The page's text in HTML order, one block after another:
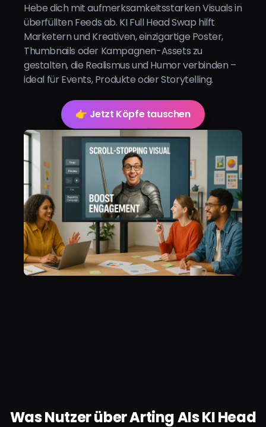
Hebe dich mit aufmerksamkeitsstarken Visuals in
überfüllten Feeds ab. KI Full Head Swap hilft
Marketern und Kreativen, einzigartige Poster,
Thumbnails oder Kampagnen-Assets zu
gestalten, die Realismus und Humor verbinden –
ideal für Events, Produkte oder Storytelling.
👉 Jetzt Köpfe tauschen
Was Nutzer über Arting AIs KI Head